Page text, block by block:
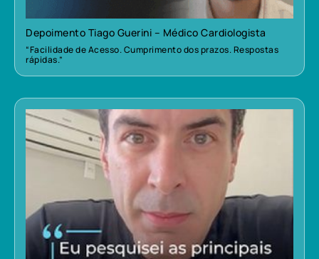
Depoimento Tiago Guerini – Médico Cardiologista
“Facilidade de Acesso. Cumprimento dos prazos. Respostas
rápidas.”